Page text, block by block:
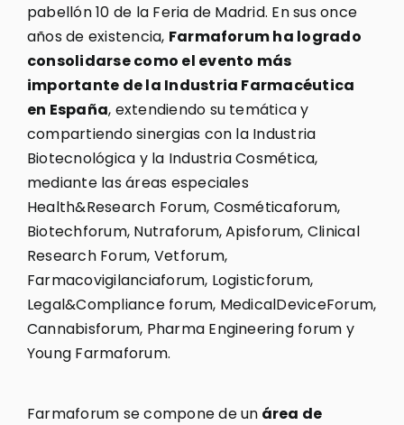
pabellón 10 de la Feria de Madrid. En sus once
años de existencia, Farmaforum ha logrado
consolidarse como el evento más
importante de la Industria Farmacéutica
en España, extendiendo su temática y
compartiendo sinergias con la Industria
Biotecnológica y la Industria Cosmética,
mediante las áreas especiales
Health&Research Forum, Cosméticaforum,
Biotechforum, Nutraforum, Apisforum, Clinical
Research Forum, Vetforum,
Farmacovigilanciaforum, Logisticforum,
Legal&Compliance forum, MedicalDeviceForum,
Cannabisforum, Pharma Engineering forum y
Young Farmaforum.
Farmaforum se compone de un área de